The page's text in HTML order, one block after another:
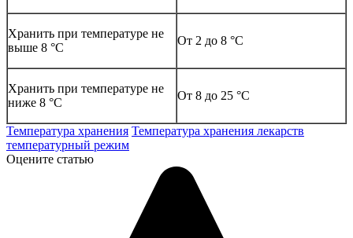
Хранить при температуре не
выше 8 °С
От 2 до 8 °С
Хранить при температуре не
ниже 8 °С
От 8 до 25 °С
Температура хранения Температура хранения лекарств
температурный режим
Оцените статью